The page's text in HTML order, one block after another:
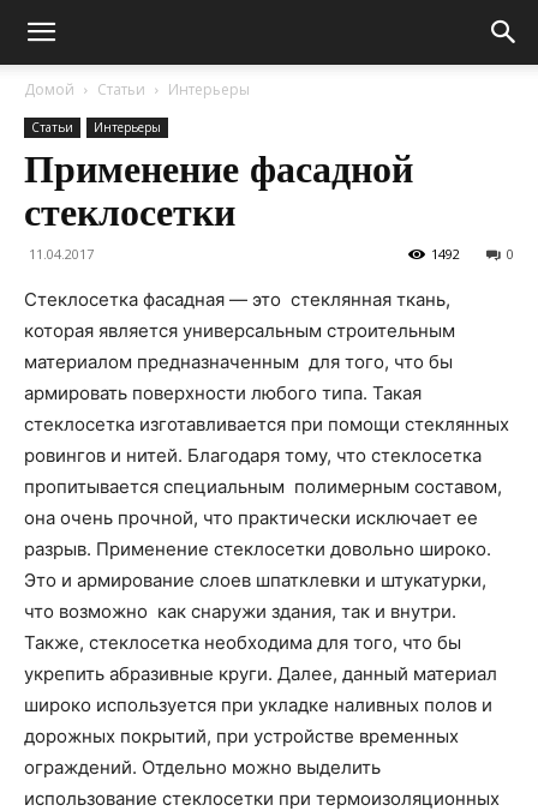
Домой Статьи Интерьеры
Статьи Интерьеры
Применение фасадной
стеклосетки
11.04.2017 0
1492
Стеклосетка фасадная — это стеклянная ткань,
которая является универсальным строительным
материалом предназначенным для того, что бы
армировать поверхности любого типа. Такая
стеклосетка изготавливается при помощи стеклянных
ровингов и нитей. Благодаря тому, что стеклосетка
пропитывается специальным полимерным составом,
она очень прочной, что практически исключает ее
разрыв. Применение стеклосетки довольно широко.
Это и армирование слоев шпатклевки и штукатурки,
что возможно как снаружи здания, так и внутри.
Также, стеклосетка необходима для того, что бы
укрепить абразивные круги. Далее, данный материал
широко используется при укладке наливных полов и
дорожных покрытий, при устройстве временных
ограждений. Отдельно можно выделить
использование стеклосетки при термоизоляционных